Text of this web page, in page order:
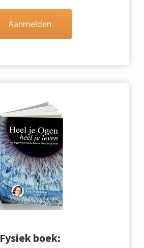
Aanmelden
Fysiek boek: